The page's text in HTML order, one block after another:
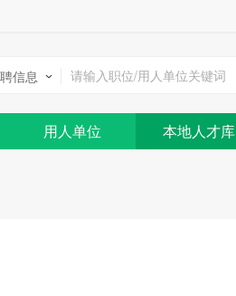
信息
用人单位 本地人才库